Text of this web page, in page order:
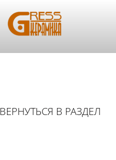
ВЕРНУТЬСЯ В РАЗДЕЛ